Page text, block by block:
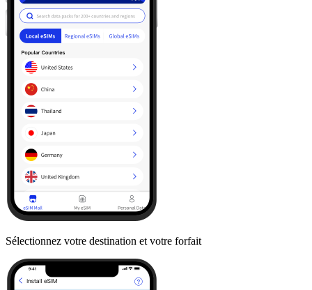
Sélectionnez votre destination et votre forfait